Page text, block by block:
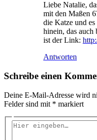
Liebe Natalie,
mit den Maßen
die Katze und
hinein, das
ist der Link:
Antworten
Schreibe einen
Deine E-Mail-Adresse wird
Felder sind mit * markiert
Hier